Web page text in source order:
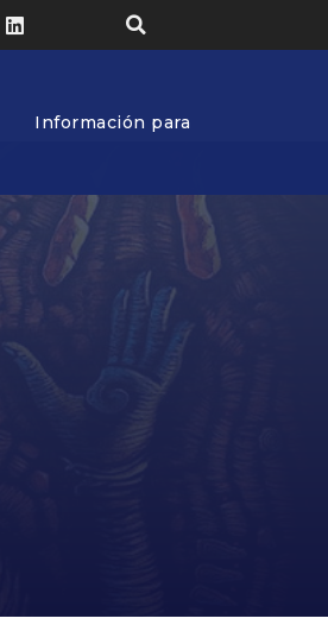
Información para